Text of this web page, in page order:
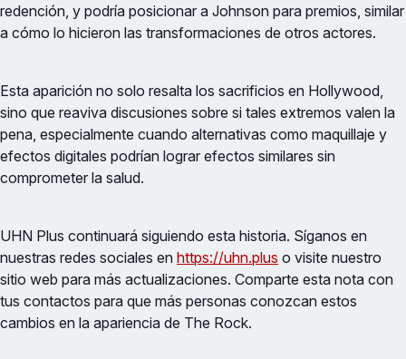
redención, y podría posicionar a Johnson para premios, similar
a cómo lo hicieron las transformaciones de otros actores.
Esta aparición no solo resalta los sacrificios en Hollywood,
sino que reaviva discusiones sobre si tales extremos valen la
pena, especialmente cuando alternativas como maquillaje y
efectos digitales podrían lograr efectos similares sin
comprometer la salud.
UHN Plus continuará siguiendo esta historia. Síganos en
nuestras redes sociales en https://uhn.plus o visite nuestro
sitio web para más actualizaciones. Comparte esta nota con
tus contactos para que más personas conozcan estos
cambios en la apariencia de The Rock.